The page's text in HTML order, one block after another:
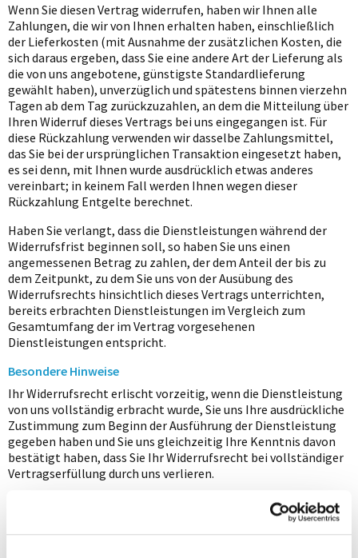
Wenn Sie diesen Vertrag widerrufen, haben wir Ihnen alle
Zahlungen, die wir von Ihnen erhalten haben, einschließlich
der Lieferkosten (mit Ausnahme der zusätzlichen Kosten, die
sich daraus ergeben, dass Sie eine andere Art der Lieferung als
die von uns angebotene, günstigste Standardlieferung
gewählt haben), unverzüglich und spätestens binnen vierzehn
Tagen ab dem Tag zurückzuzahlen, an dem die Mitteilung über
Ihren Widerruf dieses Vertrags bei uns eingegangen ist. Für
diese Rückzahlung verwenden wir dasselbe Zahlungsmittel,
das Sie bei der ursprünglichen Transaktion eingesetzt haben,
es sei denn, mit Ihnen wurde ausdrücklich etwas anderes
vereinbart; in keinem Fall werden Ihnen wegen dieser
Rückzahlung Entgelte berechnet.
Haben Sie verlangt, dass die Dienstleistungen während der
Widerrufsfrist beginnen soll, so haben Sie uns einen
angemessenen Betrag zu zahlen, der dem Anteil der bis zu
dem Zeitpunkt, zu dem Sie uns von der Ausübung des
Widerrufsrechts hinsichtlich dieses Vertrags unterrichten,
bereits erbrachten Dienstleistungen im Vergleich zum
Gesamtumfang der im Vertrag vorgesehenen
Dienstleistungen entspricht.
Besondere Hinweise
Ihr Widerrufsrecht erlischt vorzeitig, wenn die Dienstleistung
von uns vollständig erbracht wurde, Sie uns Ihre ausdrückliche
Zustimmung zum Beginn der Ausführung der Dienstleistung
gegeben haben und Sie uns gleichzeitig Ihre Kenntnis davon
bestätigt haben, dass Sie Ihr Widerrufsrecht bei vollständiger
Vertragserfüllung durch uns verlieren.